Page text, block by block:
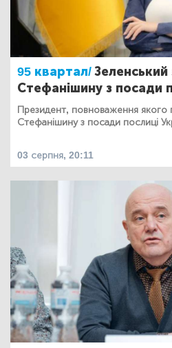
95 квартал/Зеленський
Стефанішину з посади
Президент, повноваження якого
Стефанішину з посади послиці
03 серпня, 20:11